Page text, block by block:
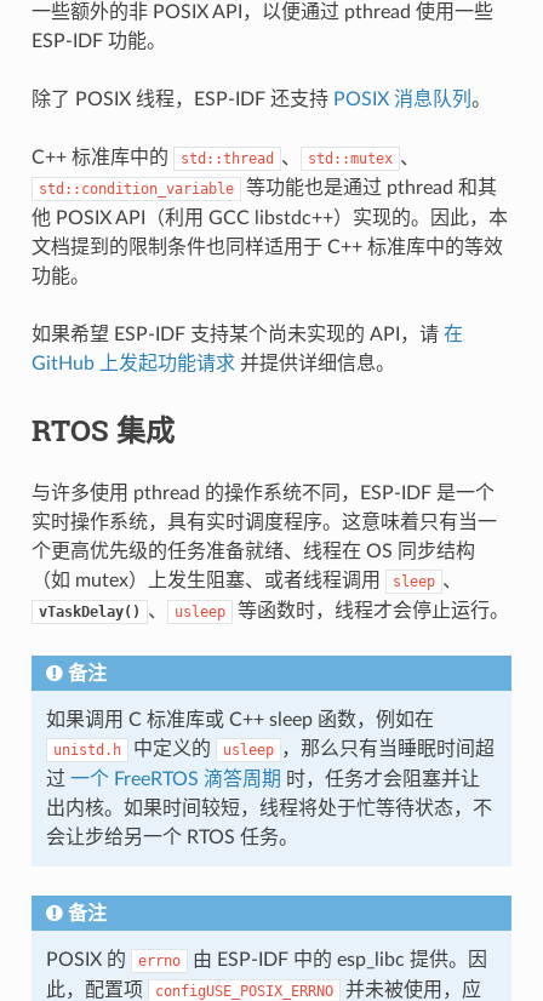
一些额外的非 POSIX API，以便通过 pthread 使用一些
ESP-IDF 功能。
除了 POSIX 线程，ESP-IDF 还支持 POSIX 消息队列 。
C++ 标准库中的 std::thread 、 std::mutex 、
std::condition_variable
等功能也是通过 pthread 和其
他 POSIX API（利用 GCC libstdc++）实现的。因此，本
文档提到的限制条件也同样适用于 C++ 标准库中的等效
功能。
如果希望 ESP-IDF 支持某个尚未实现的 API，请 在
GitHub 上发起功能请求 并提供详细信息。
RTOS 集成
与许多使用 pthread 的操作系统不同，ESP-IDF 是一个
实时操作系统，具有实时调度程序。这意味着只有当一
个更高优先级的任务准备就绪、线程在 OS 同步结构
（如 mutex）上发生阻塞、或者线程调用
sleep 、
vTaskDelay() 、 usleep 等函数时，线程才会停止运行。
备注
如果调用 C 标准库或 C++ sleep 函数，例如在
unistd.h 中定义的 usleep ，那么只有当睡眠时间超
过 一个 FreeRTOS 滴答周期 时，任务才会阻塞并让
出内核。如果时间较短，线程将处于忙等待状态，不
会让步给另一个 RTOS 任务。
备注
POSIX 的 errno
由 ESP-IDF 中的 esp_libc 提供。因
此，配置项
configUSE_POSIX_ERRNO
并未被使用，应